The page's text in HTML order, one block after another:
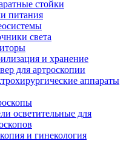
стойки
питания
света
и хранение
для артроскопии
аппараты
осветительные для
и гинекология